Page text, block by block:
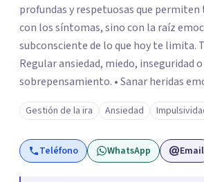
profundas y respetuosas que
con los síntomas, sino con la raíz
subconsciente de lo que hoy te limita. Te acompaño a •
Regular ansiedad, miedo, inseguridad o
sobrepensamiento. • Sanar heridas
fortalecer tu autoestima. . Comprender por qué repites
ciertos patrones o emociones. Puedes superar lo que te
preocupa y lograr tus objetivos más
imaginas. Contáctame por
Gestión de la ira Ansiedad
Teléfono WhatsApp Email